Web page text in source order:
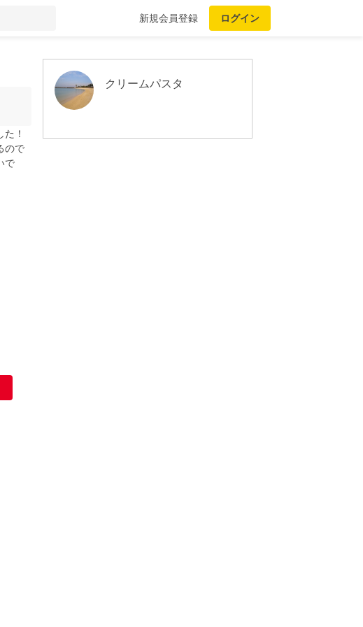
新規会員登録 ログイン
！
ので
で
クリームパスタ